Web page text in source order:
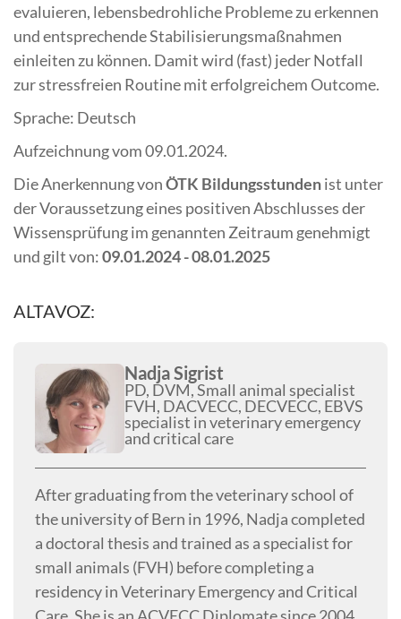
evaluieren, lebensbedrohliche Probleme zu erkennen
und entsprechende Stabilisierungsmaßnahmen
einleiten zu können. Damit wird (fast) jeder Notfall
zur stressfreien Routine mit erfolgreichem Outcome.
Sprache: Deutsch
Aufzeichnung vom 09.01.2024.
Die Anerkennung vonÖTK Bildungsstundenist unter
der Voraussetzung eines positiven Abschlusses der
Wissensprüfung im genannten Zeitraum genehmigt
und gilt von:09.01.2024 - 08.01.2025
ALTAVOZ:
Nadja Sigrist
PD, DVM, Small animal specialist
FVH, DACVECC, DECVECC, EBVS
specialist in veterinary emergency
and critical care
After graduating from the veterinary school of
the university of Bern in 1996, Nadja completed
a doctoral thesis and trained as a specialist for
small animals (FVH) before completing a
residency in Veterinary Emergency and Critical